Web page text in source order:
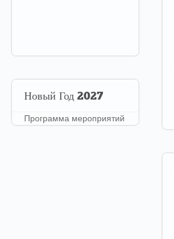
Новый Год 2027
Программа мероприятий